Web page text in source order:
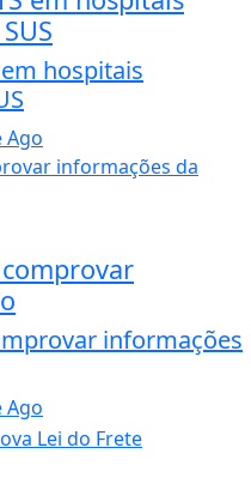
hospitais
Ago
informações
Ago